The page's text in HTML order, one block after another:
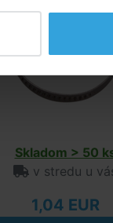
Skladom > 50
v stredu u
1,04 EUR